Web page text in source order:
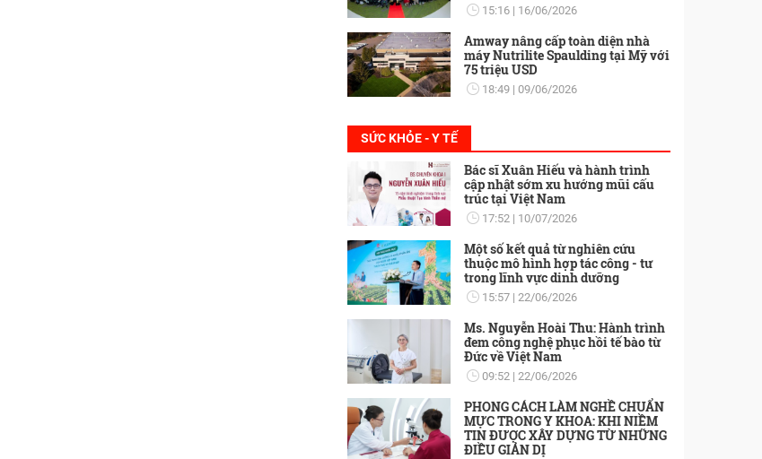
15:16 16/06/2026
Amway nâng cấp toàn diện nhà
máy Nutrilite Spaulding tại Mỹ với
75 triệu USD
18:49 09/06/2026
SỨC KHỎE - Y TẾ
Bác sĩ Xuân Hiếu và hành trình
cập nhật sớm xu hướng mũi cấu
trúc tại Việt Nam
17:52 10/07/2026
Một số kết quả từ nghiên cứu
thuộc mô hình hợp tác công - tư
trong lĩnh vực dinh dưỡng
15:57 22/06/2026
Ms. Nguyễn Hoài Thu: Hành trình
đem công nghệ phục hồi tế bào từ
Đức về Việt Nam
09:52 22/06/2026
PHONG CÁCH LÀM NGHỀ CHUẨN
MỰC TRONG Y KHOA: KHI NIỀM
TIN ĐƯỢC XÂY DỰNG TỪ NHỮNG
ĐIỀU GIẢN DỊ